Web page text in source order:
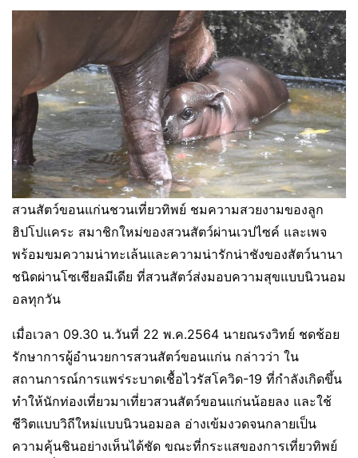
สวนสัตว์ขอนแก่นชวนเที่ยวทิพย์ ชมความสวยงามของลูก
ฮิปโปแคระ สมาชิกใหม่ของสวนสัตว์ผ่านเวปไซค์ และเพจ
พร้อมขมความน่าทะเล้นและความน่ารักน่าชังของสัตว์นานา
ชนิดผ่านโซเชียลมีเดีย ที่สวนสัตว์ส่งมอบความสุขแบบนิวนอม
อลทุกวัน
เมื่อเวลา 09.30 น.วันที่ 22 พ.ค.2564 นายณรงวิทย์ ชดช้อย
รักษาการผู้อำนวยการสวนสัตว์ขอนแก่น กล่าวว่า ใน
สถานการณ์การแพร่ระบาดเชื้อไวรัสโควิด-19 ที่กำลังเกิดขึ้น
ทำให้นักท่องเที่ยวมาเที่ยวสวนสัตว์ขอนแก่นน้อยลง และใช้
ชีวิตแบบวิถีใหม่แบบนิวนอมอล อ่างเข้มงวดจนกลายเป็น
ความคุ้นชินอย่างเห็นได้ชัด ขณะที่กระแสของการเที่ยวทิพย์